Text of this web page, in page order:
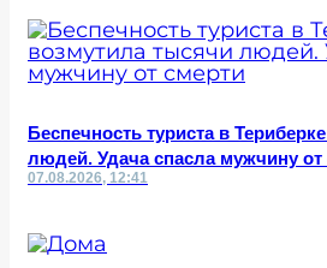
Беспечность туриста в
людей. Удача спасла мужчину от
07.08.2026, 12:41